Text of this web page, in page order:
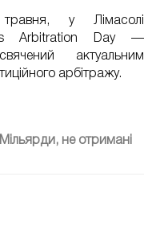
у Лімасолі
Arbitration Day —
актуальним
арбітражу.
не отримані